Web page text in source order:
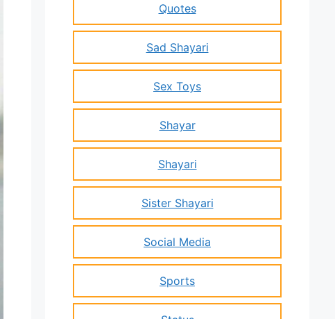
Quotes
Sad Shayari
Sex Toys
Shayar
Shayari
Sister Shayari
Social Media
Sports